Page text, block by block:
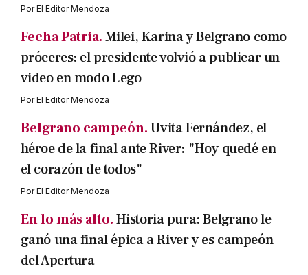
PorEl Editor Mendoza
Fecha Patria.Milei, Karina y Belgrano como
próceres: el presidente volvió a publicar un
video en modo Lego
PorEl Editor Mendoza
Belgrano campeón.Uvita Fernández, el
héroe de la final ante River: "Hoy quedé en
el corazón de todos"
PorEl Editor Mendoza
En lo más alto.Historia pura: Belgrano le
ganó una final épica a River y es campeón
del Apertura